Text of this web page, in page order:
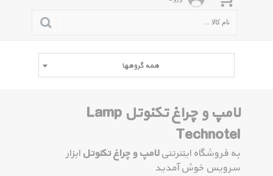
همه گروهها
لامپ و چراغ تکنوتل Lamp
Technotel
به فروشگاه اینترنتیلامپ و چراغ تکنوتل ابزار
سرویس خوش آمدید